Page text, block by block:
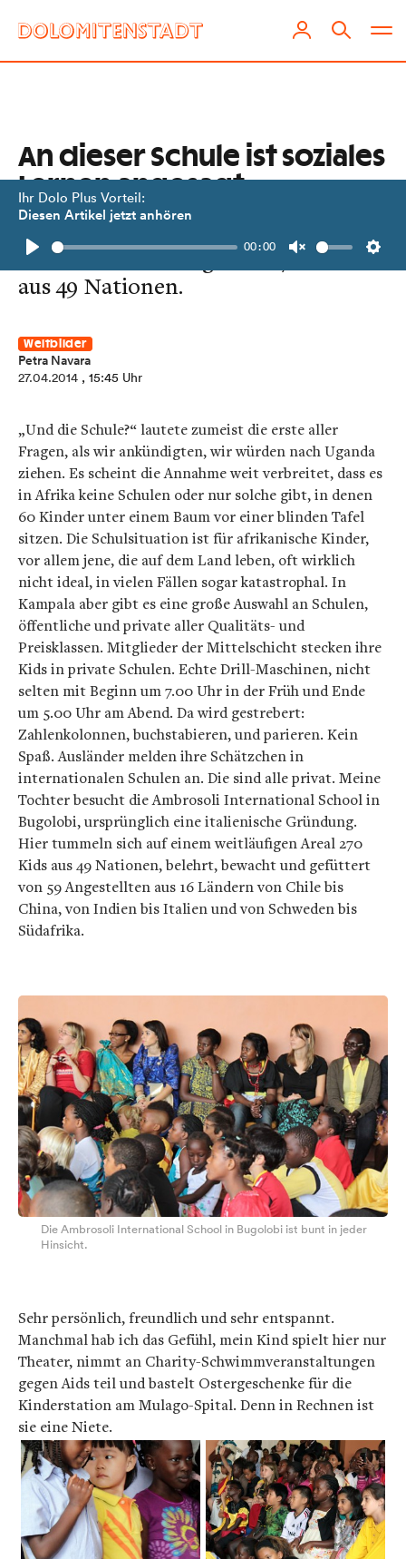
Ihr Dolo Plus Vorteil:
Diesen Artikel jetzt anhören
Play
00:00
Unmute
An dieser Schule ist soziales
Lernen angesagt
59 LehrerInnen aus 16 Ländern
unterrichten in Bugolobi 270 Kinder
aus 49 Nationen.
Weltbilder
Petra Navara
27.04.2014 , 15:45 Uhr
„Und die Schule?“ lautete zumeist die erste aller
Fragen, als wir ankündigten, wir würden nach Uganda
ziehen. Es scheint die Annahme weit verbreitet, dass es
in Afrika keine Schulen oder nur solche gibt, in denen
60 Kinder unter einem Baum vor einer blinden Tafel
sitzen. Die Schulsituation ist für afrikanische Kinder,
vor allem jene, die auf dem Land leben, oft wirklich
nicht ideal, in vielen Fällen sogar katastrophal. In
Kampala aber gibt es eine große Auswahl an Schulen,
öffentliche und private aller Qualitäts- und
Preisklassen. Mitglieder der Mittelschicht stecken ihre
Kids in private Schulen. Echte Drill-Maschinen, nicht
selten mit Beginn um 7.00 Uhr in der Früh und Ende
um 5.00 Uhr am Abend. Da wird gestrebert:
Zahlenkolonnen, buchstabieren, und parieren. Kein
Spaß. Ausländer melden ihre Schätzchen in
internationalen Schulen an. Die sind alle privat. Meine
Tochter besucht dieAmbrosoli International Schoolin
Bugolobi, ursprünglich eine italienische Gründung.
Hier tummeln sich auf einem weitläufigen Areal 270
Kids aus 49 Nationen, belehrt, bewacht und gefüttert
von 59 Angestellten aus 16 Ländern von Chile bis
China, von Indien bis Italien und von Schweden bis
Südafrika.
Die Ambrosoli International School in Bugolobi ist bunt in jeder
Hinsicht.
Sehr persönlich, freundlich und sehr entspannt.
Manchmal hab ich das Gefühl, mein Kind spielt hier nur
Theater, nimmt an Charity-Schwimmveranstaltungen
gegen Aids teil und bastelt Ostergeschenke für die
Kinderstation am Mulago-Spital. Denn in Rechnen ist
sie eine Niete.